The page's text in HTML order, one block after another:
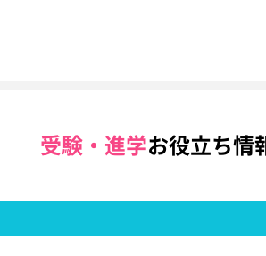
受験・進学お役立ち情